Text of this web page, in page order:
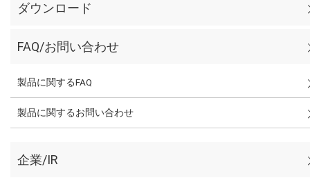
ダウンロード
FAQ/お問い合わせ
製品に関するFAQ
製品に関するお問い合わせ
企業/IR